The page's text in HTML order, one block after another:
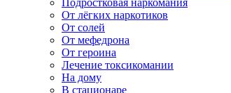
Подростковая наркомания
От лёгких наркотиков
От солей
От мефедрона
От героина
Лечение токсикомании
На дому
В стационаре